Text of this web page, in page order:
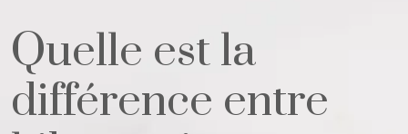
Quelle est la
différence entre